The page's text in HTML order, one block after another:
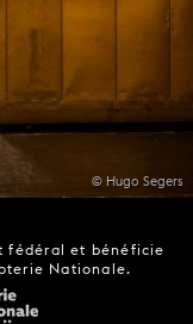
© Hugo Segers
fédéral et bénéficie
Nationale.